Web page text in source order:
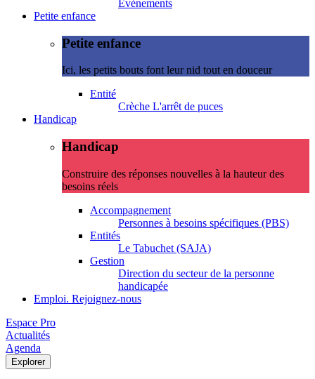
Evénements
Petite enfance
Petite enfance
Ici, les petits bouts font leur nid tout en douceur
Entité
Crèche L'arrêt de puces
Handicap
Handicap
Construire des réponses nouvelles à la hauteur des
besoins réels
Accompagnement
Personnes à besoins spécifiques (PBS)
Entités
Le Tabuchet (SAJA)
Gestion
Direction du secteur de la personne
handicapée
Emploi. Rejoignez-nous
Espace Pro
Actualités
Agenda
Explorer